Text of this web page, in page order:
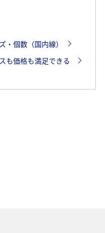
・個数（国内線）
も価格も満足できる